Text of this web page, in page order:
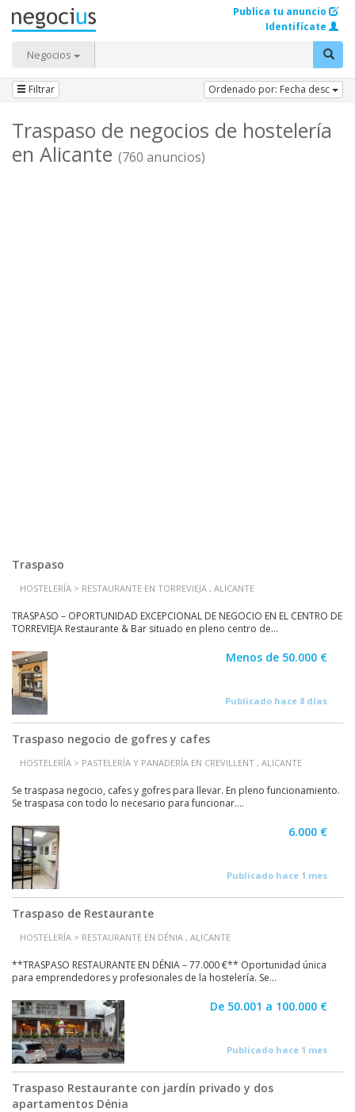
Negocios
Publica tu anuncio
Identifícate
Filtrar Ordenado por: Fecha desc
Traspaso de negocios de hostelería
en Alicante (760 anuncios)
Traspaso
HOSTELERÍA > RESTAURANTE EN TORREVIEJA , ALICANTE
TRASPASO – OPORTUNIDAD EXCEPCIONAL DE NEGOCIO EN EL CENTRO DE
TORREVIEJA Restaurante & Bar situado en pleno centro de...
Menos de 50.000 €
Publicado hace 8 días
Traspaso negocio de gofres y cafes
HOSTELERÍA > PASTELERÍA Y PANADERÍA EN CREVILLENT , ALICANTE
Se traspasa negocio, cafes y gofres para llevar. En pleno funcionamiento.
Se traspasa con todo lo necesario para funcionar....
6.000 €
Publicado hace 1 mes
Traspaso de Restaurante
HOSTELERÍA > RESTAURANTE EN DÉNIA , ALICANTE
**TRASPASO RESTAURANTE EN DÉNIA – 77.000 €** Oportunidad única
para emprendedores y profesionales de la hostelería. Se...
De 50.001 a 100.000 €
Publicado hace 1 mes
Traspaso Restaurante con jardín privado y dos
apartamentos Dénia